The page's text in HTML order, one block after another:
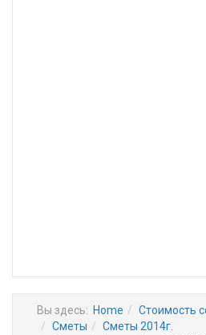
Вы здесь: Home
Стоимость
Сметы
Сметы 2014г.